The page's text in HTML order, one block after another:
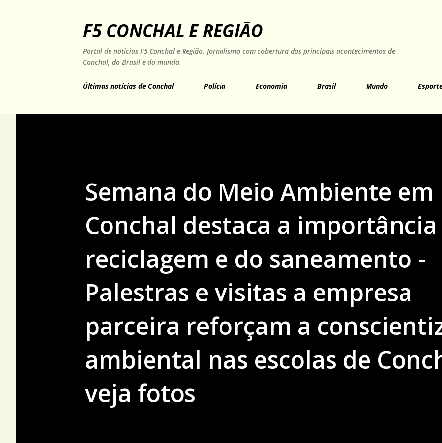
F5 CONCHAL E REGIÃO
Portal de notícias F5 Conchal e Região. Jornalismo com cobertura dos principais acontecimentos de
Conchal, do Brasil e do mundo.
Últimas notícias de Conchal Polícia Economia Brasil Mundo
Semana do Meio Ambiente em
Conchal destaca a
reciclagem e do saneamento -
Palestras e visitas a empresa
parceira reforçam a
ambiental nas escolas de
veja fotos